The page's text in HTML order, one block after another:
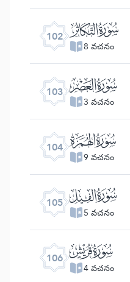
102 ﰓ
8 వచనం
103 ﰔ
3 వచనం
104 ﰕ
9 వచనం
105 ﰖ
5 వచనం
106 ﰗ
4 వచనం